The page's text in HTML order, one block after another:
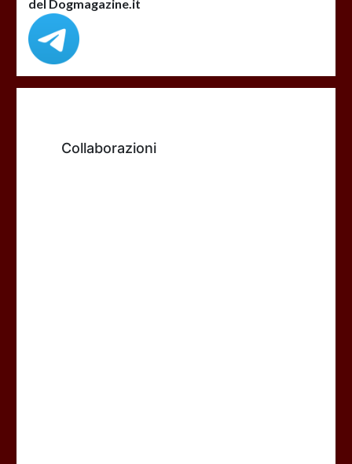
del Dogmagazine.it
Collaborazioni